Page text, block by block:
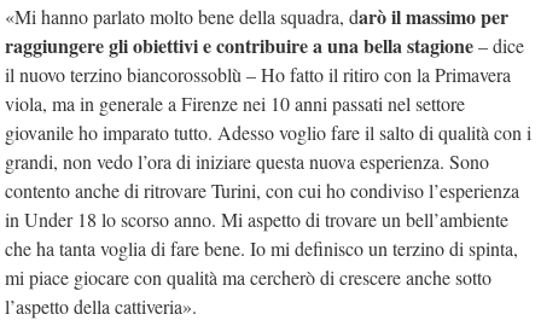
«Mi hanno parlato molto bene della squadra, darò il massimo per
raggiungere gli obiettivi e contribuire a una bella stagione– dice
il nuovo terzino biancorossoblù – Ho fatto il ritiro con la Primavera
viola, ma in generale a Firenze nei 10 anni passati nel settore
giovanile ho imparato tutto. Adesso voglio fare il salto di qualità con i
grandi, non vedo l’ora di iniziare questa nuova esperienza. Sono
contento anche di ritrovare Turini, con cui ho condiviso l’esperienza
in Under 18 lo scorso anno. Mi aspetto di trovare un bell’ambiente
che ha tanta voglia di fare bene. Io mi definisco un terzino di spinta,
mi piace giocare con qualità ma cercherò di crescere anche sotto
l’aspetto della cattiveria».